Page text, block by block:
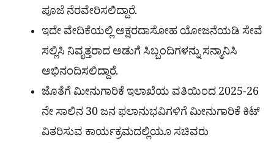
ಪೂಜೆ ನೆರವೇರಿಸಲಿದ್ದಾರೆ.
ಇದೇ ವೇದಿಕೆಯಲ್ಲಿ ಅಕ್ಷರದಾಸೋಹ ಯೋಜನೆಯಡಿ ಸೇವೆ
ಸಲ್ಲಿಸಿ ನಿವೃತ್ತರಾದ ಅಡುಗೆ ಸಿಬ್ಬಂದಿಗಳನ್ನು ಸನ್ಮಾನಿಸಿ
ಅಭಿನಂದಿಸಲಿದ್ದಾರೆ.
ಜೊತೆಗೆ ಮೀನುಗಾರಿಕೆ ಇಲಾಖೆಯ ವತಿಯಿಂದ 2025-26
ನೇ ಸಾಲಿನ 30 ಜನ ಫಲಾನುಭವಿಗಳಿಗೆ ಮೀನುಗಾರಿಕೆ ಕಿಟ್
ವಿತರಿಸುವ ಕಾರ್ಯಕ್ರಮದಲ್ಲಿಯೂ ಸಚಿವರು